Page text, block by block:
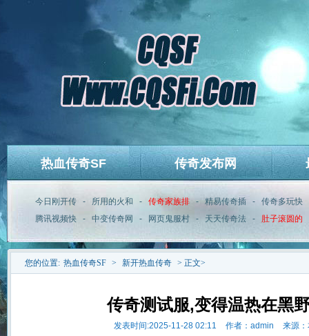
热血传奇SF 传奇发布网
今日刚开传 - 所用的火和 - 传奇家族排 - 精易传奇插 - 传奇多玩快
腾讯视频快
- 中变传奇网 - 网页鬼服村 - 天天传奇法 - 肚子滚圆的
您的位置: 热血传奇SF > 新开热血传奇 > 正文>
传奇测试服,变得温热在黑
发表时间:2025-11-28 02:11 作者：admin 来源